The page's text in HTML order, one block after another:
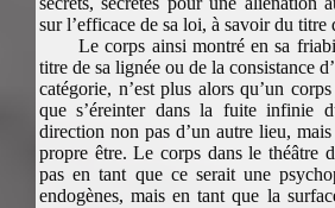
sur l’efficace de sa loi, à savoir du titre
Le corps ainsi montré en sa
titre de sa lignée ou de la consistance
catégorie, n’est plus alors qu’un
que s’éreinter dans la fuite infinie
direction non pas d’un autre lieu,
propre être. Le corps dans le théâtre
pas en tant que ce serait une
endogènes, mais en tant que la